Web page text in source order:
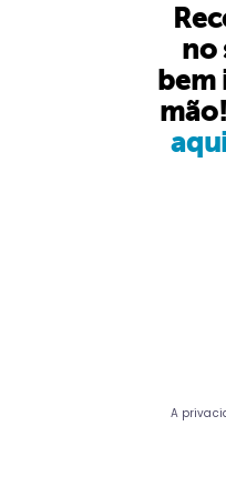
no
bem
A